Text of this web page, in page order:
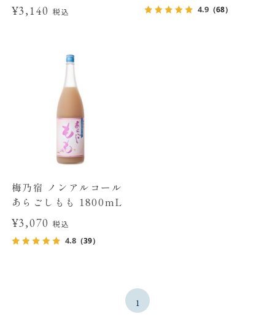
¥3,140税込 4.9 （68）
梅乃宿 ノンアルコール
あらごしもも 1800mL
¥3,070税込
4.8（39）
1